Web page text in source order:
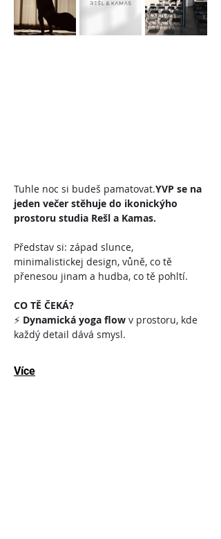
Tuhle noc si budeš pamatovat.YVP se na
jeden večer stěhuje do ikonickýho
prostoru studia Rešl a Kamas.
Představ si: západ slunce,
minimalistickej design, vůně, co tě
přenesou jinam a hudba, co tě pohltí.
CO TĚ ČEKÁ?
⚡ Dynamická yoga flow v prostoru, kde
každý detail dává smysl.
Více